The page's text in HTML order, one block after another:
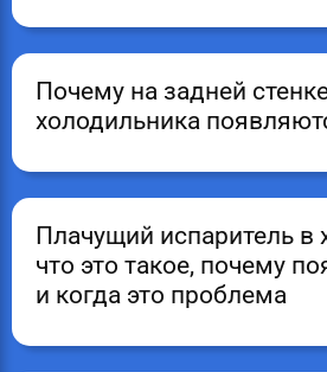
Почему на задней
холодильника
Плачущий испаритель в
что это такое, почему
и когда это проблема